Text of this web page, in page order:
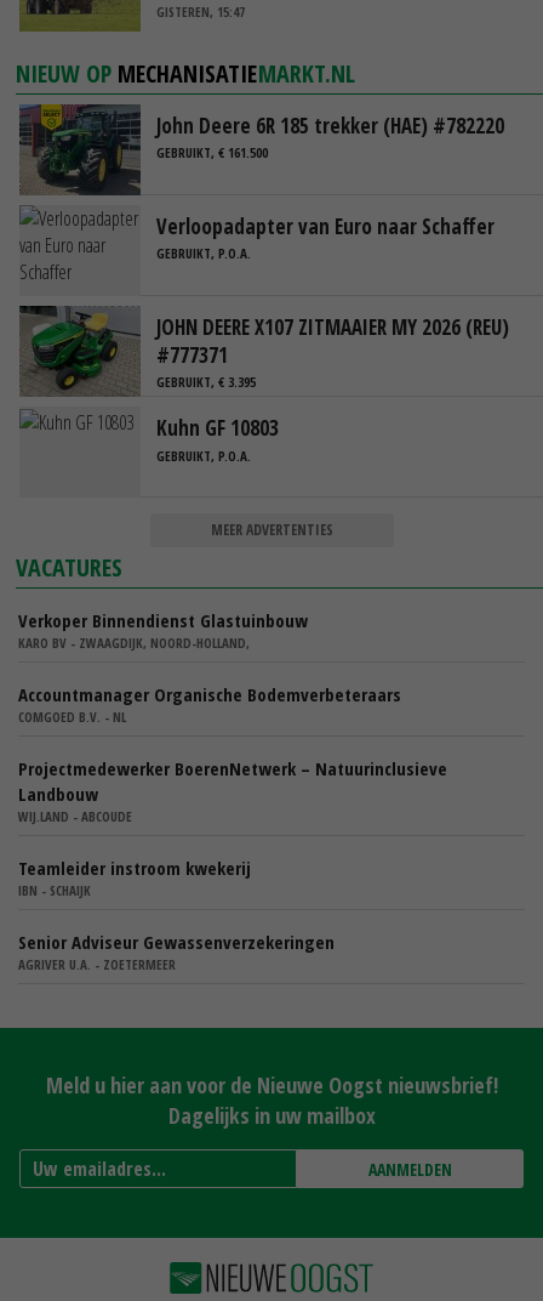
GISTEREN, 15:47
NIEUW OP MECHANISATIEMARKT.NL
John Deere 6R 185 trekker (HAE) #782220
GEBRUIKT, € 161.500
Verloopadapter van Euro naar Schaffer
GEBRUIKT, P.O.A.
JOHN DEERE X107 ZITMAAIER MY 2026 (REU)
#777371
GEBRUIKT, € 3.395
Kuhn GF 10803
GEBRUIKT, P.O.A.
MEER ADVERTENTIES
VACATURES
Verkoper Binnendienst Glastuinbouw
KARO BV - ZWAAGDIJK, NOORD-HOLLAND,
Accountmanager Organische Bodemverbeteraars
COMGOED B.V. - NL
Projectmedewerker BoerenNetwerk – Natuurinclusieve
Landbouw
WIJ.LAND - ABCOUDE
Teamleider instroom kwekerij
IBN - SCHAIJK
Senior Adviseur Gewassenverzekeringen
AGRIVER U.A. - ZOETERMEER
Meld u hier aan voor de Nieuwe Oogst nieuwsbrief!
Dagelijks in uw mailbox
AANMELDEN